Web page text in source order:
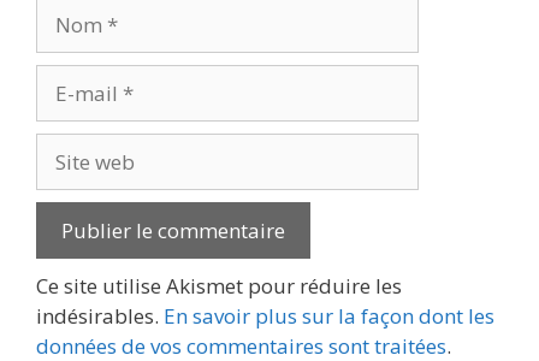
mail
web
Ce site utilise Akismet pour réduire les
indésirables. En savoir plus sur la façon dont les
données de vos commentaires sont traitées.